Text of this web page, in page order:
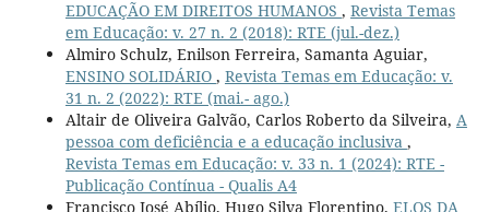
EDUCAÇÃO EM DIREITOS HUMANOS , Revista Temas
em Educação: v. 27 n. 2 (2018): RTE (jul.-dez.)
Almiro Schulz, Enilson Ferreira, Samanta Aguiar,
ENSINO SOLIDÁRIO , Revista Temas em Educação: v.
31 n. 2 (2022): RTE (mai.- ago.)
Altair de Oliveira Galvão, Carlos Roberto da Silveira, A
pessoa com deficiência e a educação inclusiva ,
Revista Temas em Educação: v. 33 n. 1 (2024): RTE -
Publicação Contínua - Qualis A4
Francisco José Abílio, Hugo Silva Florentino, ELOS DA